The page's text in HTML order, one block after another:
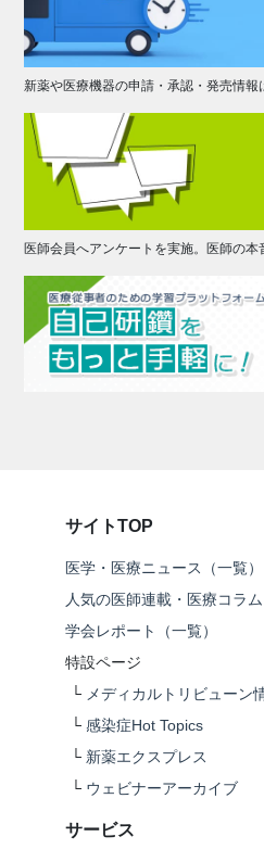
新薬や医療機器の申請・承認・発売情報
医師会員へアンケートを実施。医師の本
サイトTOP
医学・医療ニュース（一覧）
人気の医師連載・医療コラム
学会レポート（一覧）
特設ページ
└ メディカルトリビューン
└ 感染症Hot Topics
└ 新薬エクスプレス
└ ウェビナーアーカイブ
サービス